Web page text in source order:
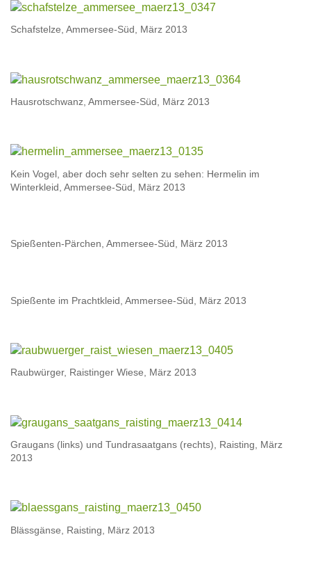
Schafstelze, Ammersee-Süd, März 2013
Hausrotschwanz, Ammersee-Süd, März 2013
Kein Vogel, aber doch sehr selten zu sehen: Hermelin im
Winterkleid, Ammersee-Süd, März 2013
Spießenten-Pärchen, Ammersee-Süd, März 2013
Spießente im Prachtkleid, Ammersee-Süd, März 2013
Raubwürger, Raistinger Wiese, März 2013
Graugans (links) und Tundrasaatgans (rechts), Raisting, März
2013
Blässgänse, Raisting, März 2013